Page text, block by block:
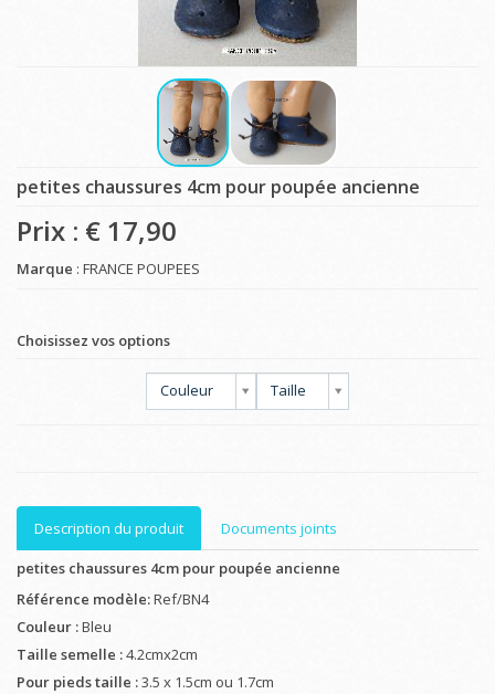
petites chaussures 4cm pour poupée ancienne
Prix : € 17,90
Marque : FRANCE POUPEES
Choisissez vos options
Couleur Taille
Description du produit
Documents joints
petites chaussures 4cm pour poupée ancienne
Référence modèle:Ref/BN4
Couleur :Bleu
Taille semelle :4.2cmx2cm
Pour pieds taille :3.5 x 1.5cm ou 1.7cm